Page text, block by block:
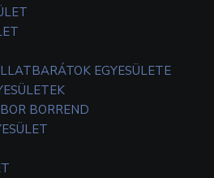
EGYESÜLETE
BORREND